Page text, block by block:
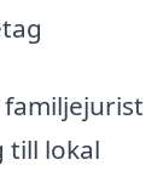
till lokal